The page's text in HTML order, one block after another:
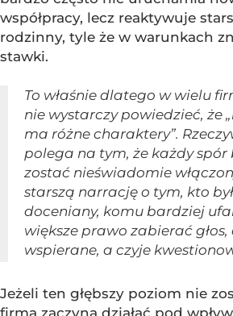
współpracy, lecz reaktywuje
rodzinny, tyle że w warunkach
stawki.
To właśnie dlatego w wielu
nie wystarczy powiedzieć, że
ma różne charaktery”.
polega na tym, że każdy spór
zostać nieświadomie
starszą narrację o tym, kto
doceniany, komu bardziej
większe prawo zabierać głos,
wspierane, a czyje
Jeżeli ten głębszy poziom nie